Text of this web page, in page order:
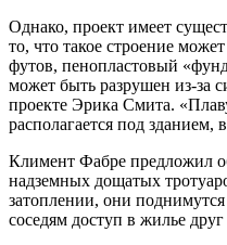
Однако, проект имеет
то, что такое строение
футов, пенопластовый
может быть разрушен из-за
проекте Эрика Смита.
располагается под зданием,
Климент Фабре предложил
надземных дощатых
затоплении, они
соседям доступ в жилье